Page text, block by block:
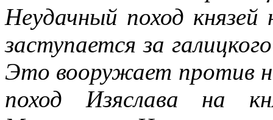
Неудачный поход
заступается за
Это вооружает против
поход Изяслава на